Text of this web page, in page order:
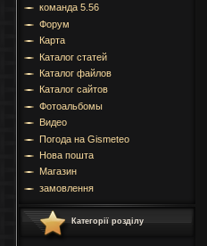
команда 5.56
Форум
Карта
Каталог статей
Каталог файлов
Каталог сайтов
Фотоальбомы
Видео
Погода на Gismeteo
Нова пошта
Магазин
замовлення
Категорії розділу